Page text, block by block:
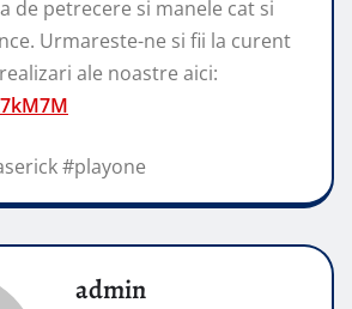
de petrecere si manele cat si
Urmareste-ne si fii la curent
ale noastre aici:
#playone
admin